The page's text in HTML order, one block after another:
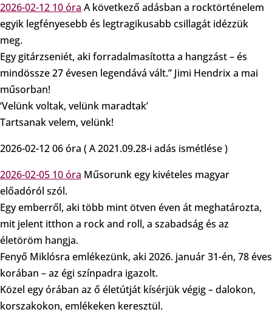
2026-02-12 10 óra A következő adásban a rocktörténelem
egyik legfényesebb és legtragikusabb csillagát idézzük
meg.
Egy gitárzseniét, aki forradalmasította a hangzást – és
mindössze 27 évesen legendává vált.” Jimi Hendrix a mai
műsorban!
‘Velünk voltak, velünk maradtak’
Tartsanak velem, velünk!
2026-02-12 06 óra ( A 2021.09.28-i adás ismétlése )
2026-02-05 10 óra Műsorunk egy kivételes magyar
előadóról szól.
Egy emberről, aki több mint ötven éven át meghatározta,
mit jelent itthon a rock and roll, a szabadság és az
életöröm hangja.
Fenyő Miklósra emlékezünk, aki 2026. január 31-én, 78 éves
korában – az égi színpadra igazolt.
Közel egy órában az ő életútját kísérjük végig – dalokon,
korszakokon, emlékeken keresztül.